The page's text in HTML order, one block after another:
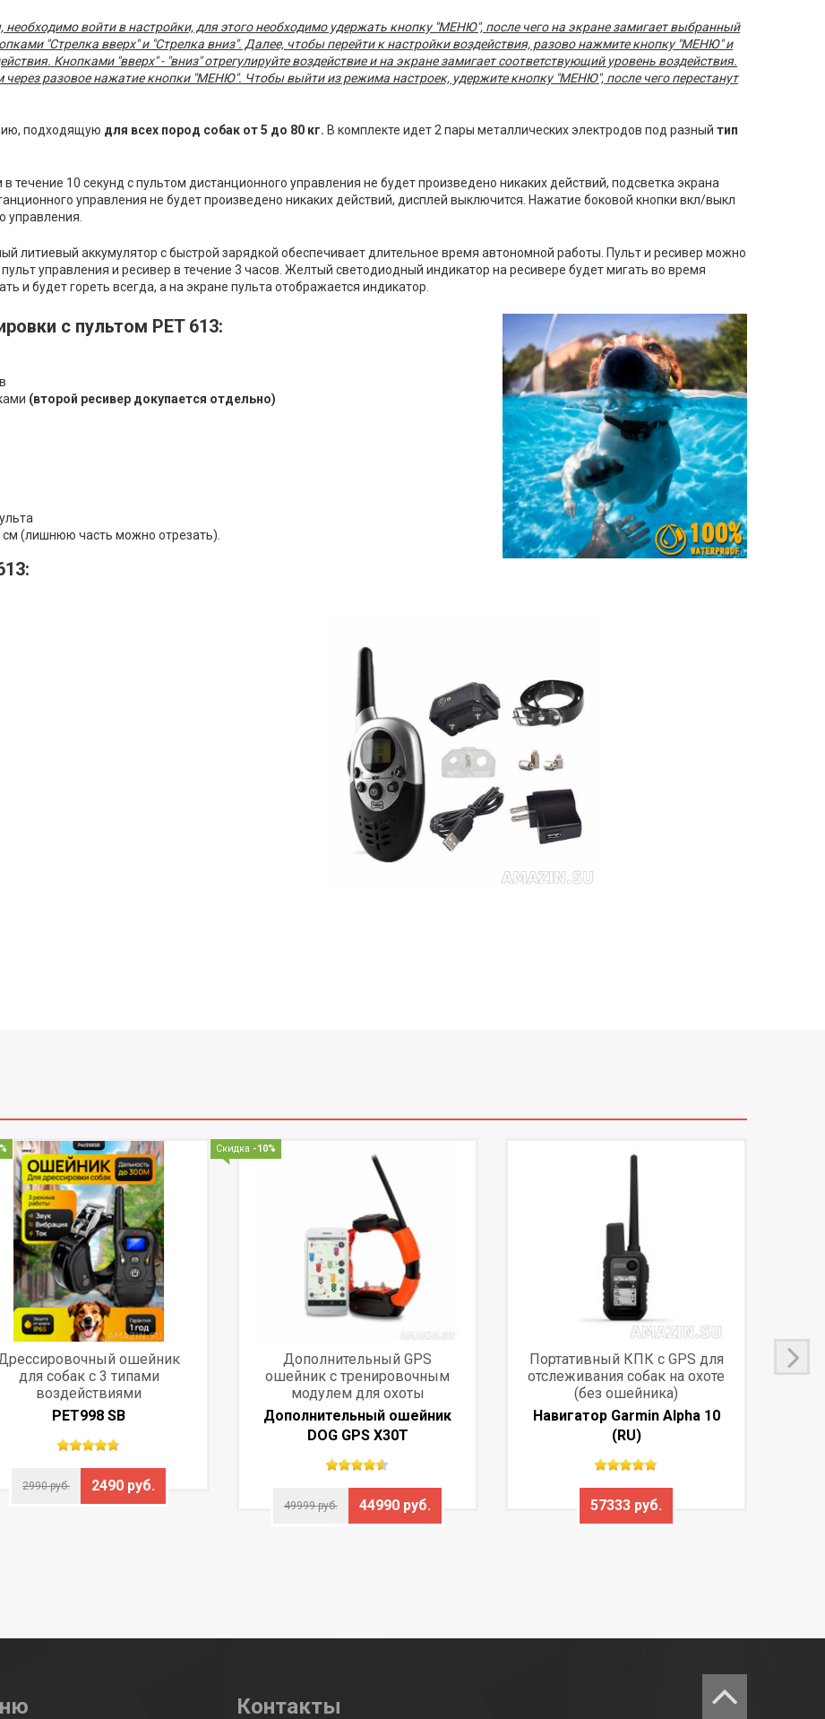
войти в настройки, для этого необходимо удержать кнопку "МЕНЮ", после чего на экране замигает выбранный
"Стрелка вверх" и "Стрелка вниз". Далее, чтобы перейти к настройки воздействия, разово нажмите кнопку "МЕНЮ" и
Кнопками "вверх" - "вниз" отрегулируйте воздействие и на экране замигает соответствующий уровень воздействия.
через разовое нажатие кнопки "МЕНЮ". Чтобы выйти из режима настроек, удержите кнопку "МЕНЮ", после чего перестанут
подходящую для всех пород собак от 5 до 80 кг. В комплекте идет 2 пары металлических электродов под разный тип
в течение 10 секунд спультом дистанционного управления не будет произведено никаких действий, подсветка экрана
управления не будет произведено никаких действий, дисплей выключится Нажатие боковой кнопки вкл/выкл
управления
литиевый аккумулятор с быстрой зарядкой обеспечивает длительное время автономной работы Пульти ресивер можно
пультуправления и ресивер в течение 3 часов Желтый светодиодный индикатор на ресивере будетмигать во
и будет гореть всегда, а на экране пульта отображается индикатор.
с пультом PET 613:
(второй ресивер докупается отдельно)
(лишнюю часть можно отрезать).
:
ошейник
для собак с 3 типами
воздействиями
PET998 SB
2990 руб. 2490 руб.
Скидка -10%
Дополнительный GPS
ошейник с тренировочным
модулем для охоты
Дополнительный ошейник
DOG GPS X30T
49999 руб. 44990 руб.
Портативный КПК с GPS для
отслеживания собак на охоте
(без ошейника)
Навигатор Garmin Alpha 10
(RU)
57333 руб.
Контакты